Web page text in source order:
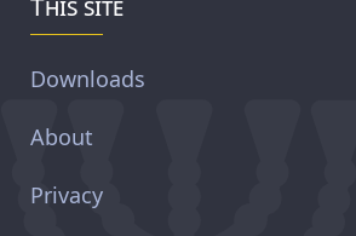
Downloads
About
Privacy